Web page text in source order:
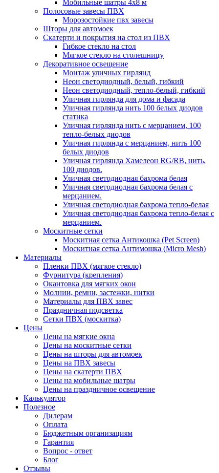
Мобильные шатры 4х8 м
Полосовые завесы ПВХ
Морозостойкие пвх завесы
Шторы для автомоек
Скатерти и покрытия на стол из ПВХ
Гибкое стекло на стол
Мягкое стекло на столешницу
Декоративное освещение
Монтаж уличных гирлянд
Неон светодиодный, белый, гибкий
Неон светодиодный, тепло-белый, гибкий
Уличная гирлянда для дома и фасада
Уличная гирлянда нить 100 белых диодов
статика
Уличная гирлянда нить с мерцанием, 100
тепло-белых диодов
Уличная гирлянда с мерцанием, нить 100
белых диодов
Уличная гирлянда Хамелеон RG/RB, нить,
100 диодов.
Уличная светодиодная бахрома белая
Уличная светодиодная бахрома белая с
мерцанием.
Уличная светодиодная бахрома тепло-белая
Уличная светодиодная бахрома тепло-белая с
мерцанием.
Москитные сетки
Москитная сетка Антикошка (Pet Screen)
Москитная сетка Антимошка (Micro Mesh)
Материалы
Пленки ПВХ (мягкое стекло)
Фурнитура (крепления)
Окантовка для мягких окон
Молнии, ремни, застежки, нитки
Материалы для ПВХ завес
Праздничная подсветка
Сетки ПВХ (москитка)
Цены
Цены на мягкие окна
Цены на москитные сетки
Цены на шторы для автомоек
Цены на ПВХ завесы
Цены на скатерти ПВХ
Цены на мобильные шатры
Цены на праздничное освещение
Калькулятор
Полезное
Дилерам
Оплата
Бюджетным организациям
Гарантия
Вопрос - ответ
Блог
Отзывы